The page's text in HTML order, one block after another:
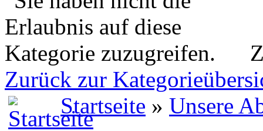
Zurück zur
Startseite » Unsere